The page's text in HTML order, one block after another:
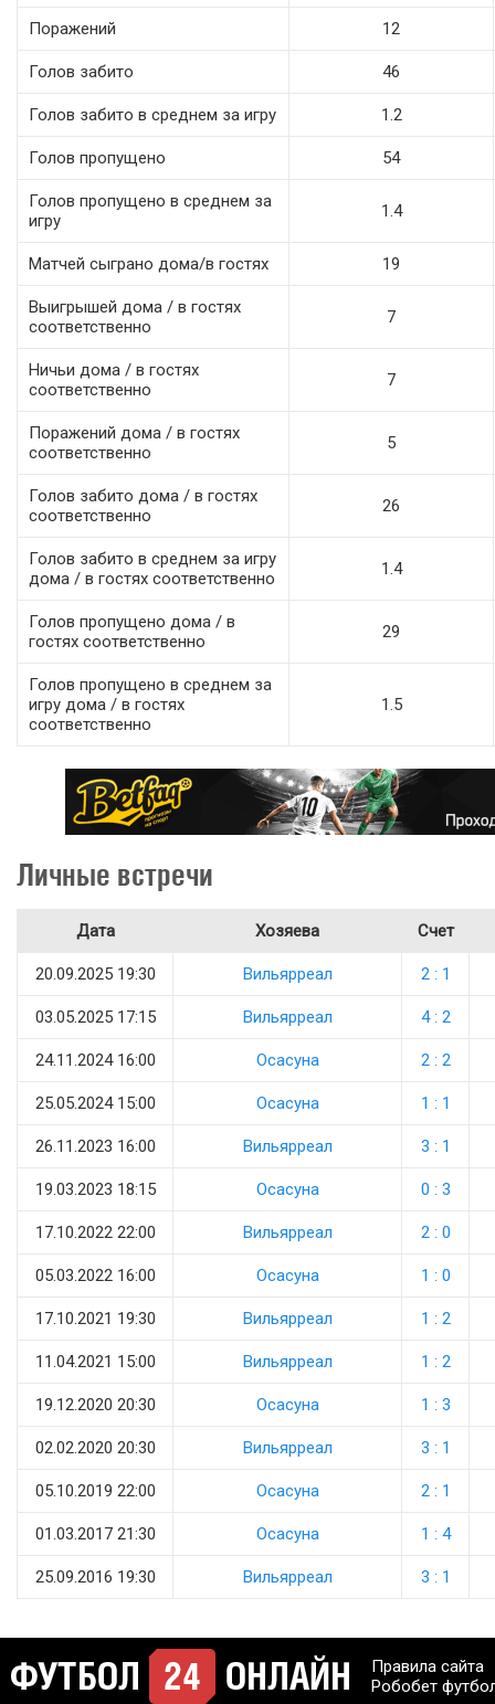
Поражений 12
Голов забито 46
Голов забито в среднем за игру 1.2
Голов пропущено 54
Голов пропущено в среднем за
игру
1.4
Матчей сыграно дома/в гостях 19
Выигрышей дома / в гостях
соответственно
7
Ничьи дома / в гостях
соответственно
7
Поражений дома / в гостях
соответственно
5
Голов забито дома / в гостях
соответственно
26
Голов забито в среднем за игру
дома / в гостях соответственно
1.4
Голов пропущено дома / в
гостях соответственно
29
Голов пропущено в среднем за
игру дома / в гостях
соответственно
1.5
Личные встречи
Дата Хозяева Счет
20.09.2025 19:30 Вильярреал 2 : 1
03.05.2025 17:15 Вильярреал 4 : 2
24.11.2024 16:00 Осасуна 2 : 2
25.05.2024 15:00 Осасуна 1 : 1
26.11.2023 16:00 Вильярреал 3 : 1
19.03.2023 18:15 Осасуна 0 : 3
17.10.2022 22:00 Вильярреал 2 : 0
05.03.2022 16:00 Осасуна 1 : 0
17.10.2021 19:30 Вильярреал 1 : 2
11.04.2021 15:00 Вильярреал 1 : 2
19.12.2020 20:30 Осасуна 1 : 3
02.02.2020 20:30 Вильярреал 3 : 1
05.10.2019 22:00 Осасуна 2 : 1
01.03.2017 21:30 Осасуна 1 : 4
25.09.2016 19:30 Вильярреал 3 : 1
Правила сайта
Робобет